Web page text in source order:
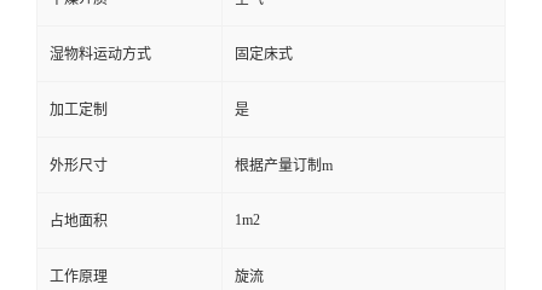
湿物料运动方式 固定床式
加工定制 是
外形尺寸 根据产量订制m
占地面积 1m2
工作原理 旋流